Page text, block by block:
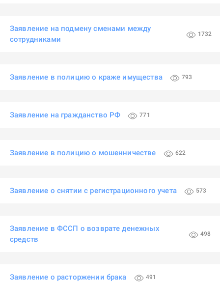
Заявление на подмену сменами между
сотрудниками
1732
Заявление в полицию о краже имущества 793
Заявление на гражданство РФ 771
Заявление в полицию о мошенничестве 622
Заявление о снятии с регистрационного учета 573
Заявление в ФССП о возврате денежных
средств
498
Заявление о расторжении брака 491